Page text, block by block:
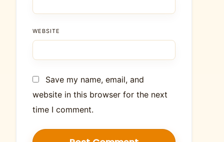
WEBSITE
Save my name, email, and
website in this browser for the next
time I comment.